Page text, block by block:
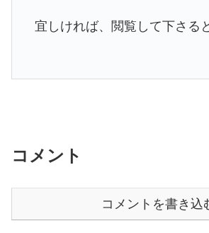
宜しければ、閲覧して下さる
コメント
コメントを書き込